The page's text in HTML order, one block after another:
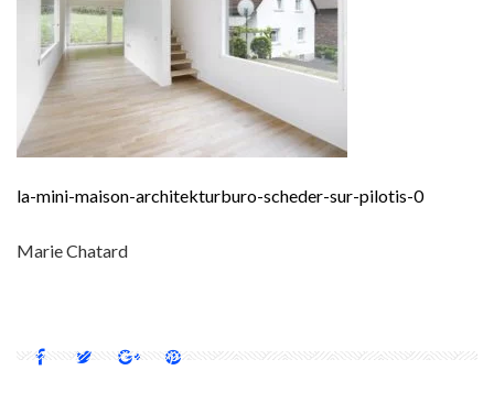
la-mini-maison-architekturburo-scheder-sur-pilotis-0
Marie Chatard